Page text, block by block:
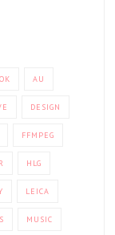
AU
DESIGN
FFMPEG
HLG
LEICA
MUSIC